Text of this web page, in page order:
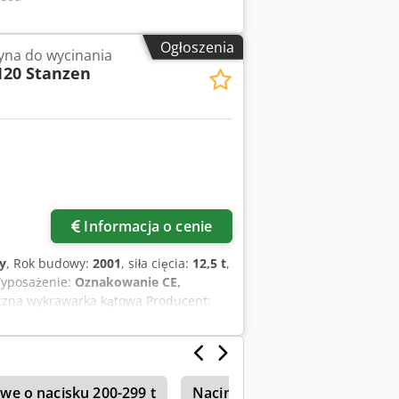
Ogłoszenia
do wycinania
Stanzen
Informacja o cenie
, Rok budowy: 2001, siła cięcia: 12,5 t,
Oznakowanie CE,
wykrawarka kątowa Producent:
techniczne Szerokość x Głębokość x
mm Stacja 1 Wykrawanie kątowe
cięcia: 6 mm w ST 40, 4
Siła wykrawania: 12,5 t Średnica
Maszyna znajduje się w bardzo
o nacisku 200-299 t Nacinanie